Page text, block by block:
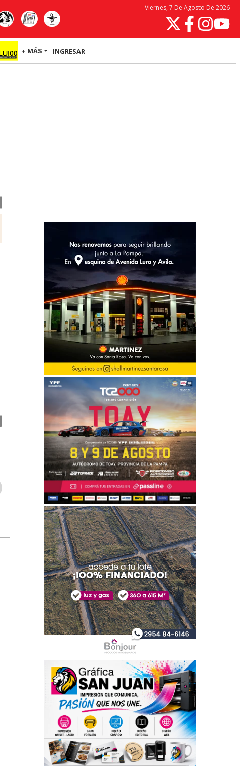
Viernes, 7 De Agosto De 2026
+ MÁS INGRESAR